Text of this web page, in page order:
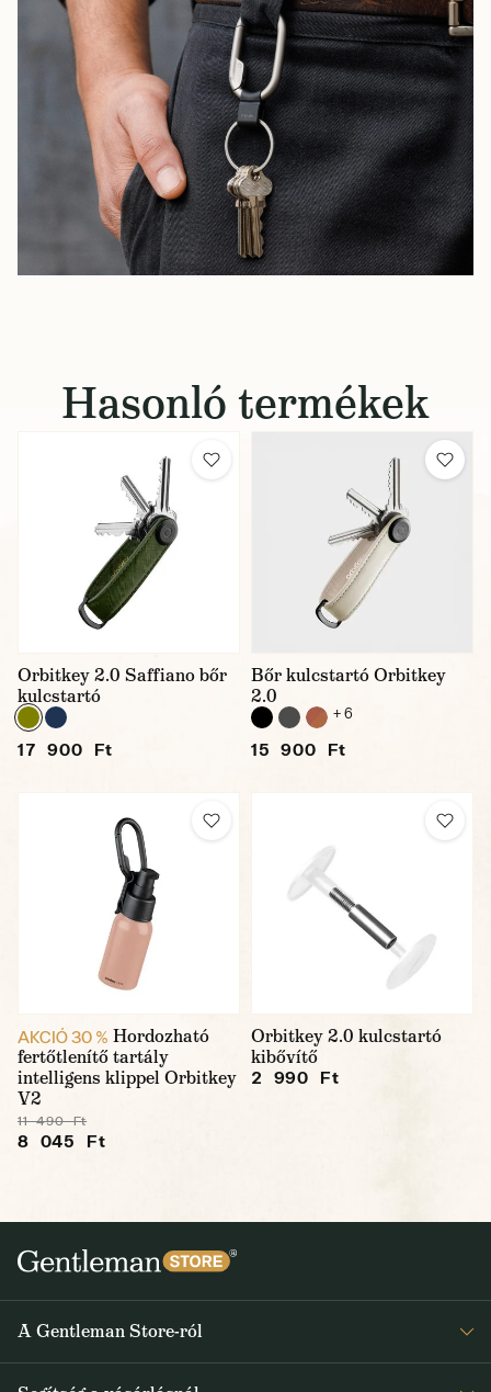
Hasonló termékek
Orbitkey 2.0 Saffiano bőr
kulcstartó
17 900 Ft
Bőr kulcstartó Orbitkey
2.0
+ 6
15 900 Ft
AKCIÓ 30 % Hordozható
fertőtlenítő tartály
intelligens klippel Orbitkey
V2
11 490 Ft
8 045 Ft
Orbitkey 2.0 kulcstartó
kibővítő
2 990 Ft
A Gentleman Store-ról